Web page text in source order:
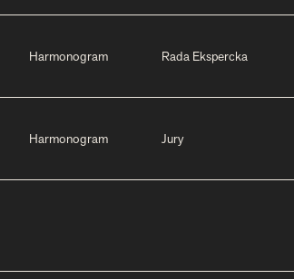
Harmonogram Rada Ekspercka
Harmonogram Jury